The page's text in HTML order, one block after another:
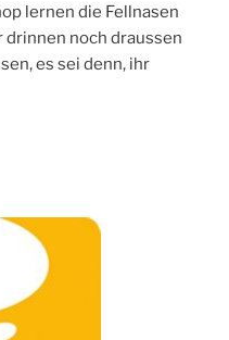
lernen die Fellnasen
noch draussen
es sei denn, ihr